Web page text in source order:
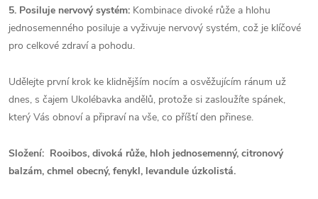
5. Posiluje nervový systém: Kombinace divoké růže a hlohu
jednosemenného posiluje a vyživuje nervový systém, což je klíčové
pro celkové zdraví a pohodu.
Udělejte první krok ke klidnějším nocím a osvěžujícím ránum už
dnes, s čajem Ukolébavka andělů, protože si zasloužíte spánek,
který Vás obnoví a připraví na vše, co příští den přinese.
Složení: Rooibos, divoká růže, hloh jednosemenný, citronový
balzám, chmel obecný, fenykl, levandule úzkolistá.